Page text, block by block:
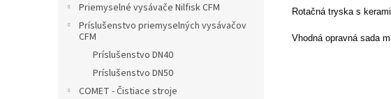
Priemyselné vysávače Nilfisk CFM
Príslušenstvo priemyselných vysávačov
CFM
Príslušenstvo DN40
Príslušenstvo DN50
COMET - Čistiace stroje
Rotačná tryska s
Vhodná opravná sada